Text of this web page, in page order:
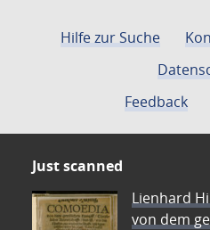
Hilfe zur Suche
Feedback
Just scanned
Lienhard
von dem